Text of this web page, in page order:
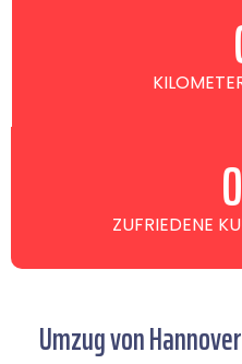
ZUFRIEDENE 0
Umzug von